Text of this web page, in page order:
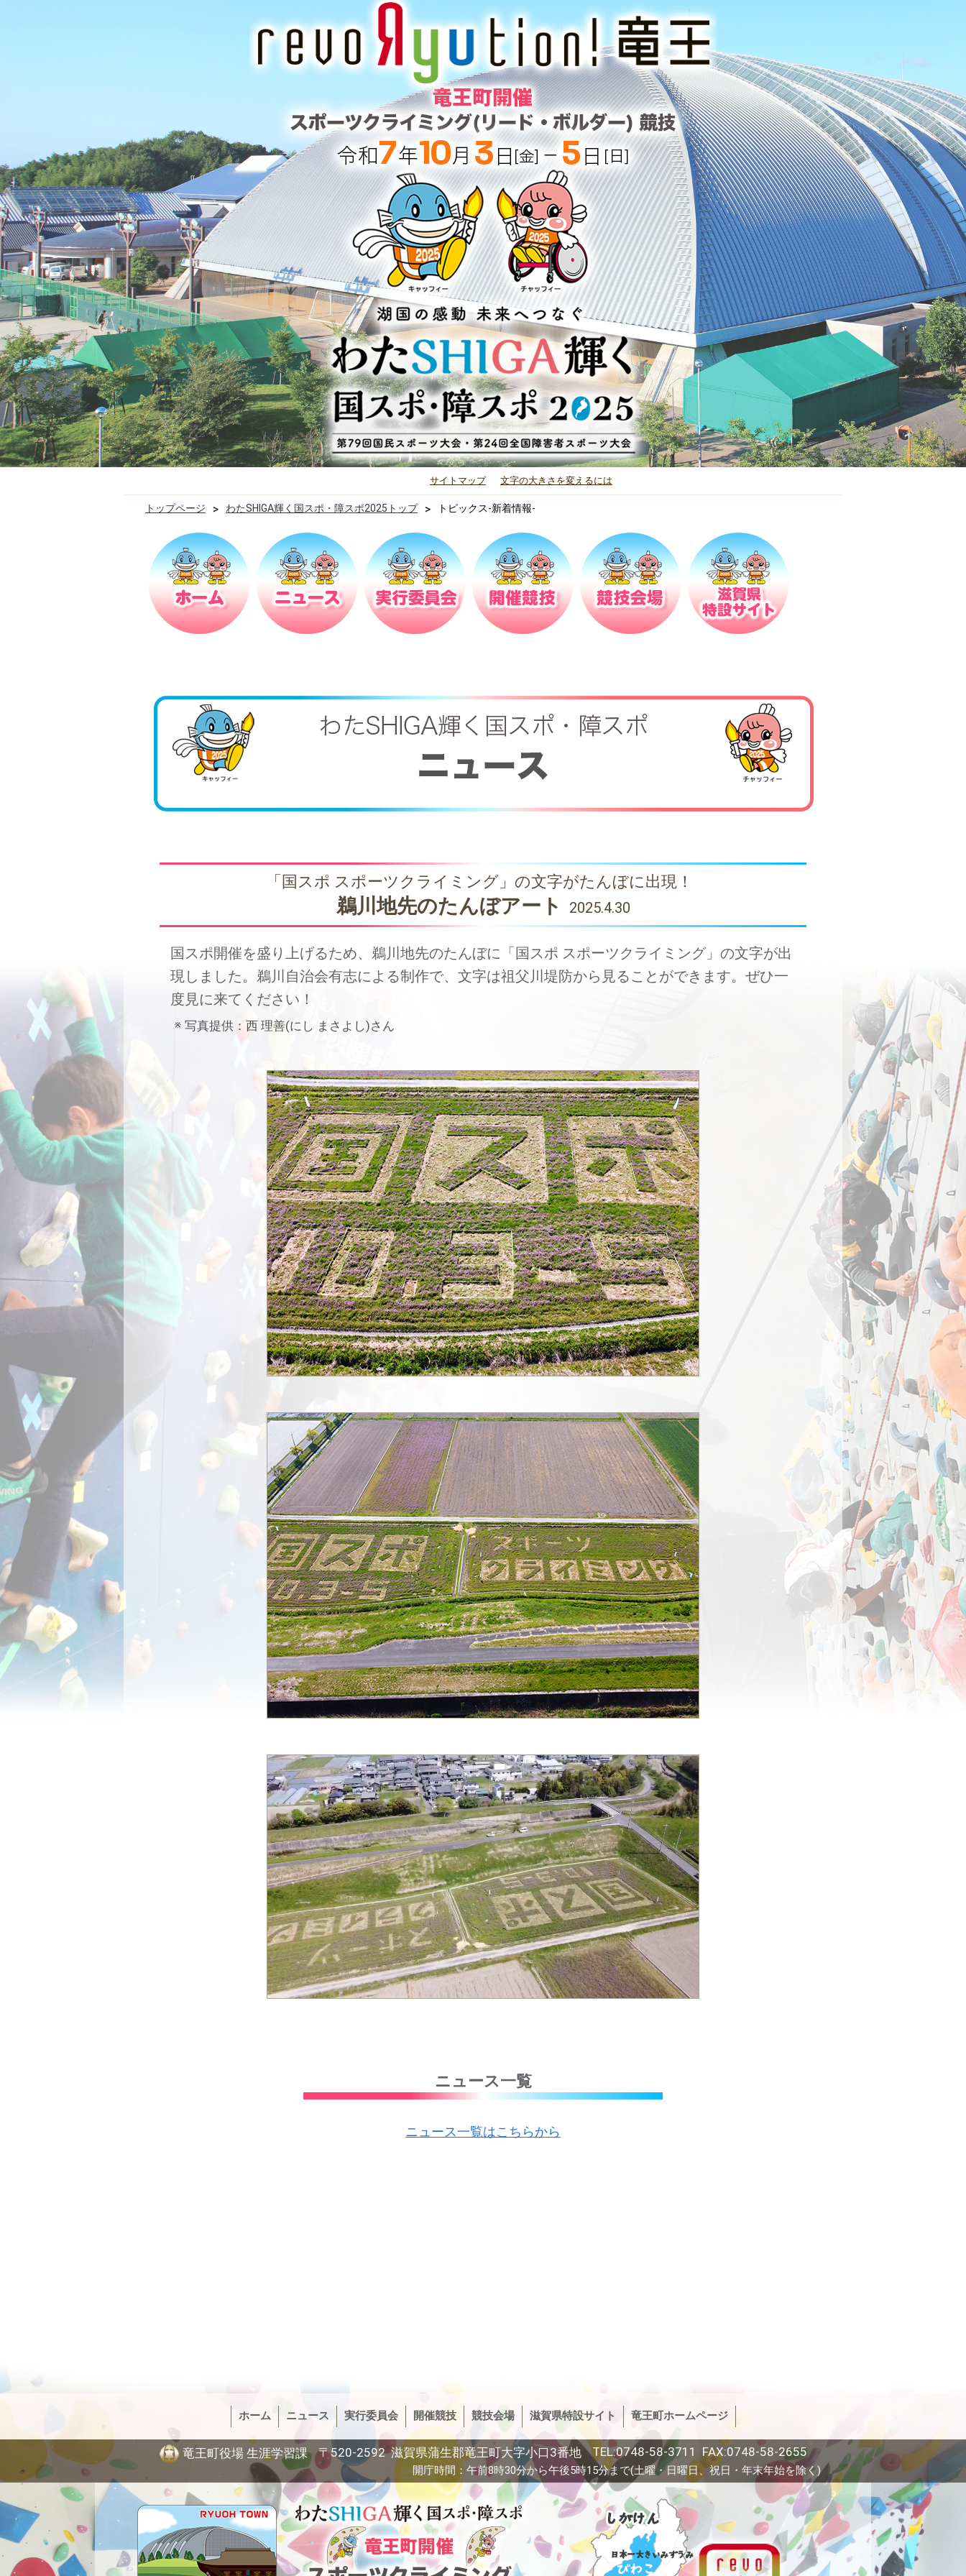
サイトマップ 文字の大きさを変えるには
トップページ > わたSHIGA輝く国スポ・障スポ2025トップ > トピックス-新着情報-
「国スポ スポーツクライミング」の文字がたんぼに出現！
鵜川地先のたんぼアート 2025.4.30
国スポ開催を盛り上げるため、鵜川地先のたんぼに「国スポ スポーツクライミング」の文字が出
現しました。鵜川自治会有志による制作で、文字は祖父川堤防から見ることができます。ぜひ一
度見に来てください！
写真提供：西 理善(にし まさよし)さん
ニュース一覧
ニュース一覧はこちらから
ホーム ニュース 実行委員会 開催競技 競技会場 滋賀県特設サイト 竜王町ホームページ
竜王町役場 生涯学習課 〒520-2592 滋賀県蒲生郡竜王町大字小口3番地 TEL:0748-58-3711 FAX:0748-58-2655
開庁時間：午前8時30分から午後5時15分まで(土曜・日曜日、祝日・年末年始を除く)